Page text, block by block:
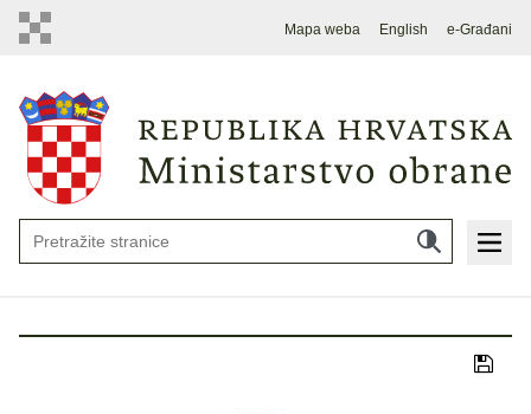
Mapa weba English e-Građani